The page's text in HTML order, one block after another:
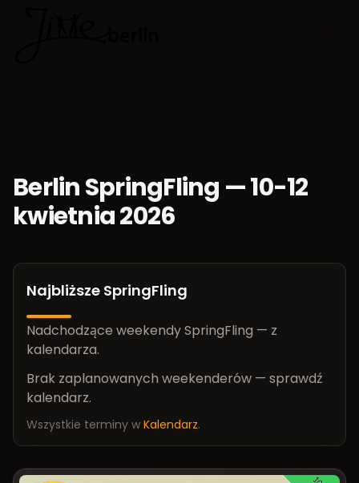
Berlin SpringFling — 10-12
kwietnia 2026
Najbliższe SpringFling
Nadchodzące weekendy SpringFling — z
kalendarza.
Brak zaplanowanych weekenderów — sprawdź
kalendarz.
Wszystkie terminy w Kalendarz.